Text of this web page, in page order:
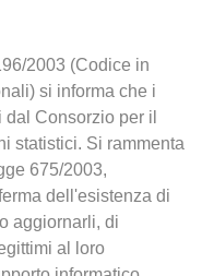
2003 (Codice in
si informa che i
Consorzio per il
statistici. Si rammenta
675/2003,
dell'esistenza di
aggiornarli, di
al loro